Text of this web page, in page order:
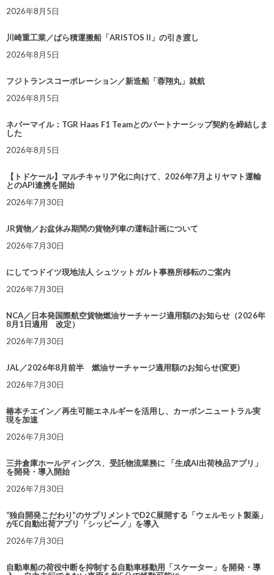
2026年8月5日
川崎重工業／ばら積運搬船「ARISTOS II」の引き渡し
2026年8月5日
フジトランスコーポレーション／新造船「蓉翔丸」就航
2026年8月5日
ネバーマイル：TGR Haas F1 Teamとのパートナーシップ契約を締結しま
した
2026年8月5日
【トドケール】マルチキャリア化に向けて、2026年7月よりヤマト運輸
とのAPI連携を開始
2026年7月30日
JR貨物／お盆休み期間の貨物列車の運転計画について
2026年7月30日
にしてつドイツ現地法人 シュツットガルト事務所移転のご案内
2026年7月30日
NCA／日本発国際航空貨物燃油サーチャージ適用額のお知らせ（2026年
8月1日適用 改定）
2026年7月30日
JAL／2026年8月前半 燃油サーチャージ適用額のお知らせ(変更)
2026年7月30日
椿本チエイン／再生可能エネルギーを活用し、カーボンニュートラル実
現を加速
2026年7月30日
三井倉庫ホールディングス、受託物流業務に 「生成AI出荷検品アプリ」
を開発・導入開始
2026年7月30日
“独自開発こだわり”のサプリメントでD2C展開する「ウェルモット製薬」
がEC自動出荷アプリ「シッピーノ」を導入
2026年7月30日
自動車船の荷役中断を抑制する自動車移動用「スケーター」を開発・導